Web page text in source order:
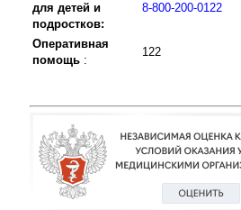
для детей и
подростков:
8-800-200-0122
Оперативная
помощь :
122